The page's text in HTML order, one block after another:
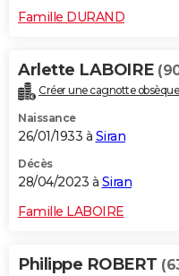
Famille DURAND
Arlette LABOIRE
Créer une cagnotte
Naissance
26/01/1933 à Siran
Décès
28/04/2023 à Siran
Famille LABOIRE
Philippe ROBERT